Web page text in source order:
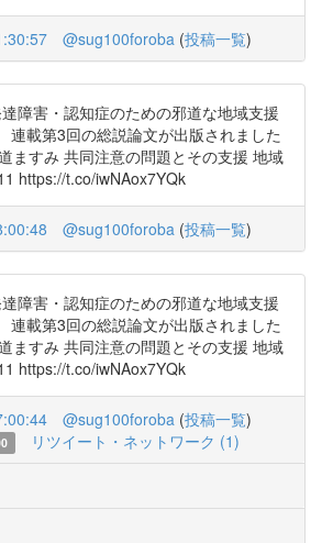
@sug100foroba (投稿一覧)
障害・認知症のための邪道な地域支援
連載第3回の総説論文が出版されました
ますみ 共同注意の問題とその支援 地域
https://t.co/iwNAox7YQk
@sug100foroba (投稿一覧)
障害・認知症のための邪道な地域支援
連載第3回の総説論文が出版されました
ますみ 共同注意の問題とその支援 地域
https://t.co/iwNAox7YQk
@sug100foroba (投稿一覧)
リツイート・ネットワーク (1)